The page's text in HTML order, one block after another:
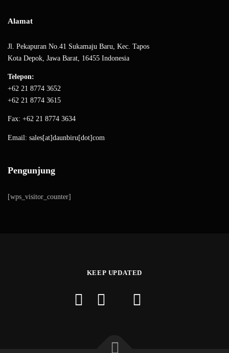
Alamat
Jl. Pekapuran No.41 Sukamaju Baru, Kec. Tapos
Kota Depok, Jawa Barat, 16455 Indonesia
Telepon:
+62 21 8774 3652
+62 21 8774 3615
Fax: +62 21 8774 3634
Email: sales[at]daunbiru[dot]com
Pengunjung
[wps_visitor_counter]
KEEP UPDATED